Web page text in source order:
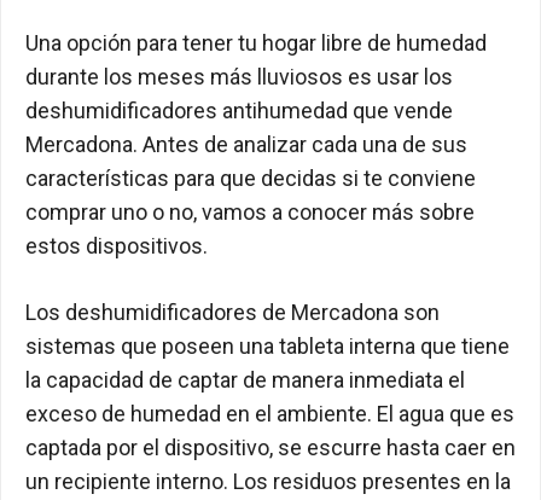
Una opción para tener tu hogar libre de humedad
durante los meses más lluviosos es usar los
deshumidificadores antihumedad que vende
Mercadona. Antes de analizar cada una de sus
características para que decidas si te conviene
comprar uno o no, vamos a conocer más sobre
estos dispositivos.
Los deshumidificadores de Mercadona son
sistemas que poseen una tableta interna que tiene
la capacidad de captar de manera inmediata el
exceso de humedad en el ambiente. El agua que es
captada por el dispositivo, se escurre hasta caer en
un recipiente interno. Los residuos presentes en la